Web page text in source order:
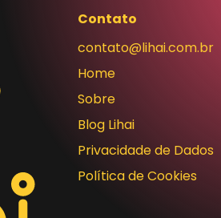
Contato
contato@lihai.com.br
Home
Sobre
Blog Lihai
Privacidade de Dados
Política de Cookies